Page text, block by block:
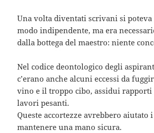
Una volta diventati scrivani si
modo indipendente, ma era
dalla bottega del maestro: niente
Nel codice deontologico degli
c’erano anche alcuni eccessi da
vino e il troppo cibo, assidui rapporti
lavori pesanti.
Queste accortezze avrebbero aiutato
mantenere una mano sicura.